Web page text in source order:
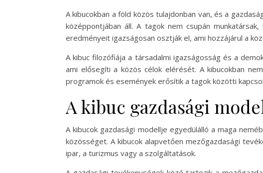
A kibucokban a föld közös tulajdonban van, és a
középpontjában áll. A tagok nem csupán
eredményeit igazságosan osztják el, ami hozzájárul a
A kibuc filozófiája a társadalmi igazságosság és a
ami elősegíti a közös célok elérését. A kibucokban
programok és események erősítik a tagok közötti
A kibuc gazdasági
A kibucok gazdasági modellje egyedülálló a maga
közösséget. A kibucok alapvetően mezőgazdasági
ipar, a turizmus vagy a szolgáltatások.